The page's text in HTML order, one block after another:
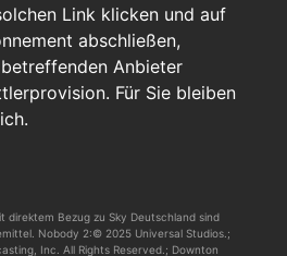
Link klicken und auf
abschließen,
Anbieter
Für Sie bleiben
direktem Bezug zu Sky Deutschland sind
Nobody 2:© 2025 Universal Studios.;
Inc. All Rights Reserved.; Downton